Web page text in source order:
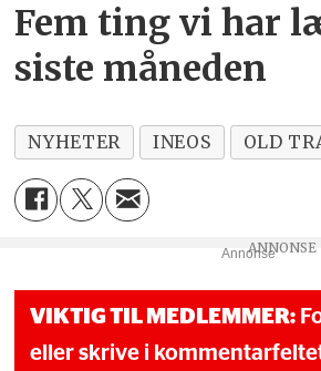
Fem ting vi har
siste måneden
NYHETER INEOS OLD
Annonse
VIKTIG TIL MEDLEMMER:
eller skrive i